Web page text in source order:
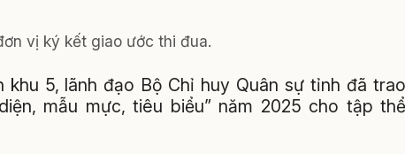
vị ký kết giao ước thi đua.
khu 5, lãnh đạo Bộ Chỉ huy Quân sự tỉnh đã trao
mẫu mực, tiêu biểu” năm 2025 cho tập thể